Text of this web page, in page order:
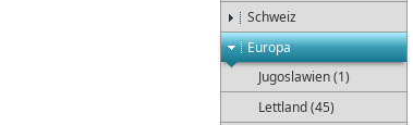
Schweiz
Europa
Jugoslawien (1)
Lettland (45)